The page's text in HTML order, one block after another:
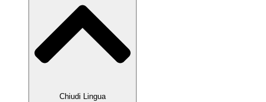
Chiudi Lingua